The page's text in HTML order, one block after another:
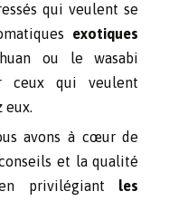
qui veulent se
exotiques
ou le wasabi
ceux qui veulent
eux.
avons à cœur de
et la qualité
privilégiant les